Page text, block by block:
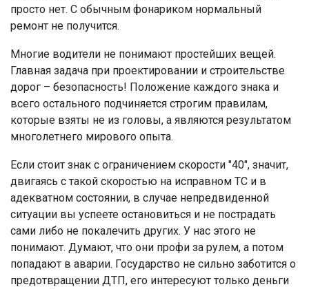
просто нет. С обычным фонариком нормальный
ремонт не получится.
Многие водители не понимают простейших вещей.
Главная задача при проектировании и строительстве
дорог – безопасность! Положение каждого знака и
всего остального подчиняется строгим правилам,
которые взяты не из головы, а являются результатом
многолетнего мирового опыта.
Если стоит знак с ограничением скорости "40", значит,
двигаясь с такой скоростью на исправном ТС и в
адекватном состоянии, в случае непредвиденной
ситуации вы успеете остановиться и не пострадать
сами либо не покалечить других. У нас этого не
понимают. Думают, что они профи за рулем, а потом
попадают в аварии. Государство не сильно заботится о
предотвращении ДТП, его интересуют только деньги